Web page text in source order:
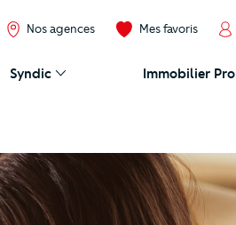
Nos agences Mes favoris
Syndic Immobilier Pro